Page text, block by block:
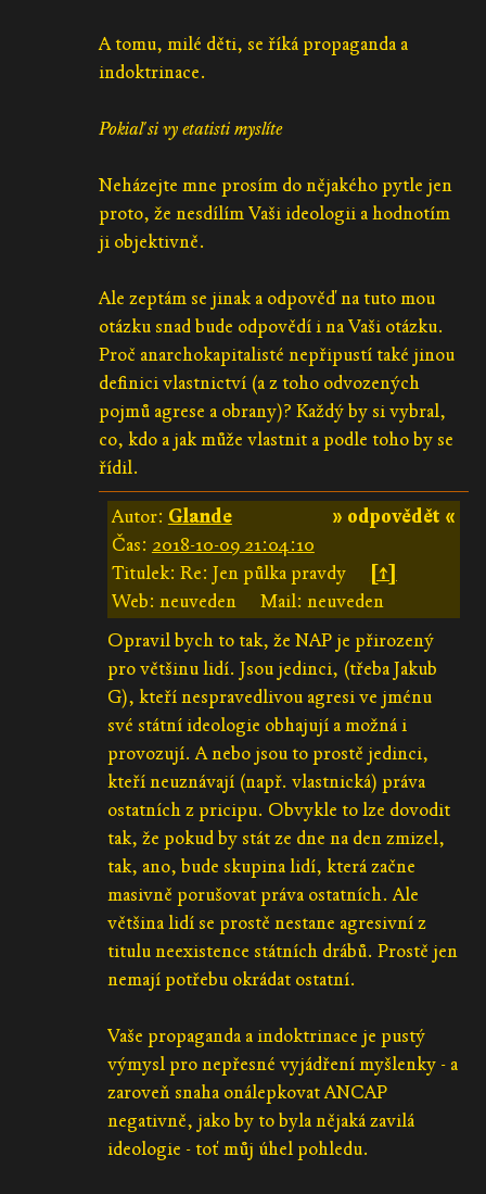
A tomu, milé děti, se říká propaganda a
indoktrinace.
Pokiaľ si vy etatisti myslíte
Neházejte mne prosím do nějakého pytle jen
proto, že nesdílím Vaši ideologii a hodnotím
ji objektivně.
Ale zeptám se jinak a odpověď na tuto mou
otázku snad bude odpovědí i na Vaši otázku.
Proč anarchokapitalisté nepřipustí také jinou
definici vlastnictví (a z toho odvozených
pojmů agrese a obrany)? Každý by si vybral,
co, kdo a jak může vlastnit a podle toho by se
řídil.
» odpovědět «
Autor: Glande
Čas: 2018-10-09 21:04:10
Titulek: Re: Jen půlka pravdy
[↑]
Web: neuveden
Mail: neuveden
Opravil bych to tak, že NAP je přirozený
pro většinu lidí. Jsou jedinci, (třeba Jakub
G), kteří nespravedlivou agresi ve jménu
své státní ideologie obhajují a možná i
provozují. A nebo jsou to prostě jedinci,
kteří neuznávají (např. vlastnická) práva
ostatních z pricipu. Obvykle to lze dovodit
tak, že pokud by stát ze dne na den zmizel,
tak, ano, bude skupina lidí, která začne
masivně porušovat práva ostatních. Ale
většina lidí se prostě nestane agresivní z
titulu neexistence státních drábů. Prostě jen
nemají potřebu okrádat ostatní.
Vaše propaganda a indoktrinace je pustý
výmysl pro nepřesné vyjádření myšlenky - a
zaroveň snaha onálepkovat ANCAP
negativně, jako by to byla nějaká zavilá
ideologie - toť můj úhel pohledu.